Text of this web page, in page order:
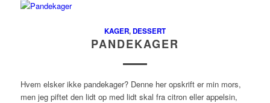
KAGER,DESSERT
PANDEKAGER
Hvem elsker ikke pandekager? Denne her opskrift er min mors,
men jeg piftet den lidt op med lidt skal fra citron eller appelsin,